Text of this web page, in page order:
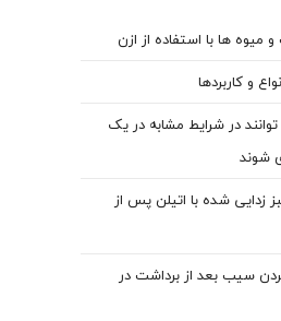
میوه ها با استفاده از ازن
و کاربردها
در شرایط مشابه در یک
شوند
زدایی شده با اتیلن پس از
سیب بعد از برداشت در